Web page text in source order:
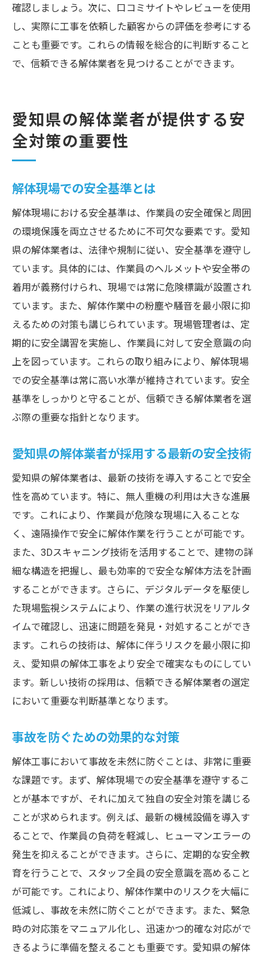
確認しましょう。次に、口コミサイトやレビューを使用
し、実際に工事を依頼した顧客からの評価を参考にする
ことも重要です。これらの情報を総合的に判断すること
で、信頼できる解体業者を見つけることができます。
愛知県の解体業者が提供する安
全対策の重要性
解体現場での安全基準とは
解体現場における安全基準は、作業員の安全確保と周囲
の環境保護を両立させるために不可欠な要素です。愛知
県の解体業者は、法律や規制に従い、安全基準を遵守し
ています。具体的には、作業員のヘルメットや安全帯の
着用が義務付けられ、現場では常に危険標識が設置され
ています。また、解体作業中の粉塵や騒音を最小限に抑
えるための対策も講じられています。現場管理者は、定
期的に安全講習を実施し、作業員に対して安全意識の向
上を図っています。これらの取り組みにより、解体現場
での安全基準は常に高い水準が維持されています。安全
基準をしっかりと守ることが、信頼できる解体業者を選
ぶ際の重要な指針となります。
愛知県の解体業者が採用する最新の安全技術
愛知県の解体業者は、最新の技術を導入することで安全
性を高めています。特に、無人重機の利用は大きな進展
です。これにより、作業員が危険な現場に入ることな
く、遠隔操作で安全に解体作業を行うことが可能です。
また、3Dスキャニング技術を活用することで、建物の詳
細な構造を把握し、最も効率的で安全な解体方法を計画
することができます。さらに、デジタルデータを駆使し
た現場監視システムにより、作業の進行状況をリアルタ
イムで確認し、迅速に問題を発見・対処することができ
ます。これらの技術は、解体に伴うリスクを最小限に抑
え、愛知県の解体工事をより安全で確実なものにしてい
ます。新しい技術の採用は、信頼できる解体業者の選定
において重要な判断基準となります。
事故を防ぐための効果的な対策
解体工事において事故を未然に防ぐことは、非常に重要
な課題です。まず、解体現場での安全基準を遵守するこ
とが基本ですが、それに加えて独自の安全対策を講じる
ことが求められます。例えば、最新の機械設備を導入す
ることで、作業員の負荷を軽減し、ヒューマンエラーの
発生を抑えることができます。さらに、定期的な安全教
育を行うことで、スタッフ全員の安全意識を高めること
が可能です。これにより、解体作業中のリスクを大幅に
低減し、事故を未然に防ぐことができます。また、緊急
時の対応策をマニュアル化し、迅速かつ的確な対応がで
きるように準備を整えることも重要です。愛知県の解体